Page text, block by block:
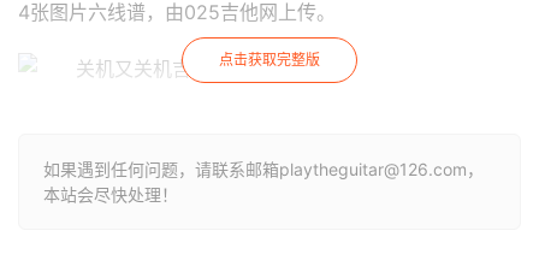
4张图片六线谱，由025吉他网上传。
点击获取完整版
如果遇到任何问题，请联系邮箱playtheguitar@126.com，
本站会尽快处理！